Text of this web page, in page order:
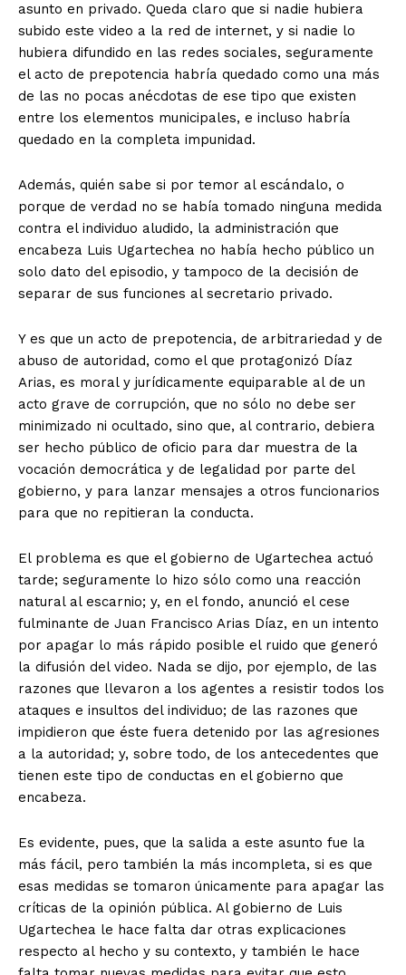
asunto en privado. Queda claro que si nadie hubiera
subido este video a la red de internet, y si nadie lo
hubiera difundido en las redes sociales, seguramente
el acto de prepotencia habría quedado como una más
de las no pocas anécdotas de ese tipo que existen
entre los elementos municipales, e incluso habría
quedado en la completa impunidad.
Además, quién sabe si por temor al escándalo, o
porque de verdad no se había tomado ninguna medida
contra el individuo aludido, la administración que
encabeza Luis Ugartechea no había hecho público un
solo dato del episodio, y tampoco de la decisión de
separar de sus funciones al secretario privado.
Y es que un acto de prepotencia, de arbitrariedad y de
abuso de autoridad, como el que protagonizó Díaz
Arias, es moral y jurídicamente equiparable al de un
acto grave de corrupción, que no sólo no debe ser
minimizado ni ocultado, sino que, al contrario, debiera
ser hecho público de oficio para dar muestra de la
vocación democrática y de legalidad por parte del
gobierno, y para lanzar mensajes a otros funcionarios
para que no repitieran la conducta.
El problema es que el gobierno de Ugartechea actuó
tarde; seguramente lo hizo sólo como una reacción
natural al escarnio; y, en el fondo, anunció el cese
fulminante de Juan Francisco Arias Díaz, en un intento
por apagar lo más rápido posible el ruido que generó
la difusión del video. Nada se dijo, por ejemplo, de las
razones que llevaron a los agentes a resistir todos los
ataques e insultos del individuo; de las razones que
impidieron que éste fuera detenido por las agresiones
a la autoridad; y, sobre todo, de los antecedentes que
tienen este tipo de conductas en el gobierno que
encabeza.
Es evidente, pues, que la salida a este asunto fue la
más fácil, pero también la más incompleta, si es que
esas medidas se tomaron únicamente para apagar las
críticas de la opinión pública. Al gobierno de Luis
Ugartechea le hace falta dar otras explicaciones
respecto al hecho y su contexto, y también le hace